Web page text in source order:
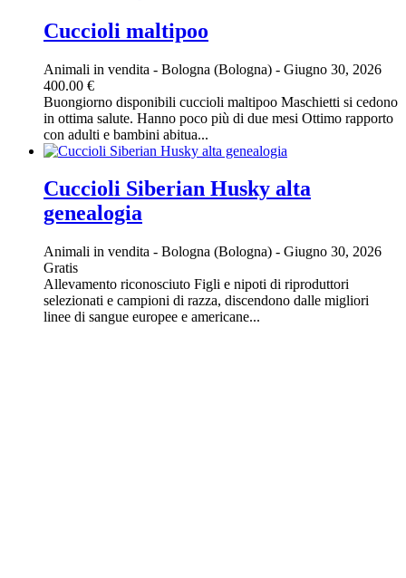
Cuccioli maltipoo
Animali in vendita - Bologna (Bologna) - Giugno 30, 2026
400.00 €
Buongiorno disponibili cuccioli maltipoo Maschietti si cedono
in ottima salute. Hanno poco più di due mesi Ottimo rapporto
con adulti e bambini abitua...
Cuccioli Siberian Husky alta
genealogia
Animali in vendita - Bologna (Bologna) - Giugno 30, 2026
Gratis
Allevamento riconosciuto Figli e nipoti di riproduttori
selezionati e campioni di razza, discendono dalle migliori
linee di sangue europee e americane...